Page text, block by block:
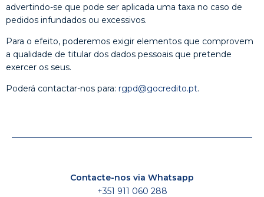
advertindo-se que pode ser aplicada uma taxa no caso de
pedidos infundados ou excessivos.
Para o efeito, poderemos exigir elementos que comprovem
a qualidade de titular dos dados pessoais que pretende
exercer os seus.
Poderá contactar-nos para: rgpd@gocredito.pt.
Contacte-nos via Whatsapp
+351 911 060 288